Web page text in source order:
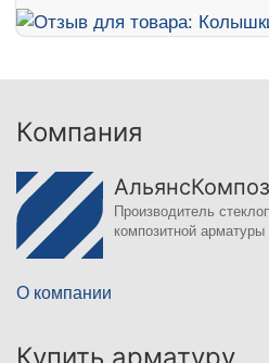
Компания
Производитель
композитной арматуры
О компании